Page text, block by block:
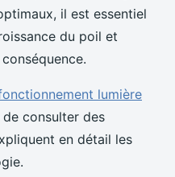
il est essentiel
du poil et
lumière
consulter des
en détail les